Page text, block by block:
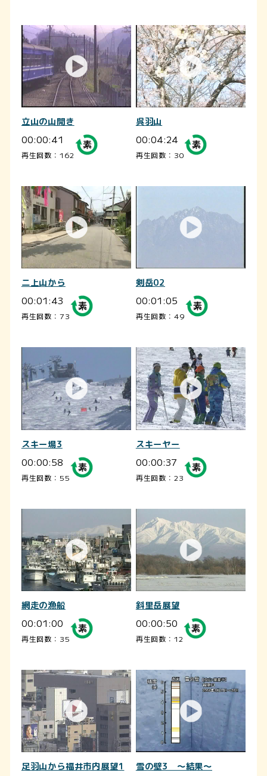
立山の山開き
00:00:41
再生回数：162
呉羽山
00:04:24
再生回数：30
二上山から
00:01:43
再生回数：73
剣岳02
00:01:05
再生回数：49
スキー場3
00:00:58
再生回数：55
スキーヤー
00:00:37
再生回数：23
網走の漁船
00:01:00
再生回数：35
斜里岳展望
00:00:50
再生回数：12
足羽山から福井市内展望1 雪の壁3 ～結果～